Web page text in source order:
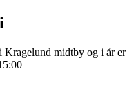
Kragelund midtby og i år er